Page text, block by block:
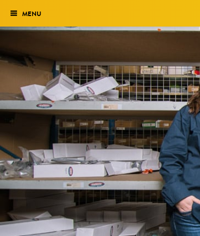
Het traject
Historie
Genomineerden 2027
Uitslag 2026
MENU